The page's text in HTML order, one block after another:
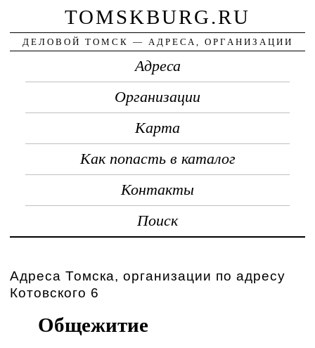
TOMSKBURG.RU
ДЕЛОВОЙ ТОМСК — АДРЕСА, ОРГАНИЗАЦИИ
Адреса
Организации
Карта
Как попасть в каталог
Контакты
Поиск
Адреса Томска, организации по адресу
Котовского 6
Общежитие